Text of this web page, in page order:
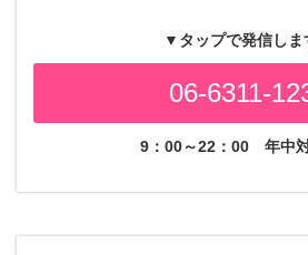
▼タップで発信し
06-6311-
9：00～22：00 年中